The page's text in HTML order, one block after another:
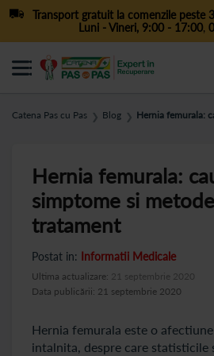
Transport gratuit la comenzile peste
Luni - Vineri, 9:00 - 17:00,
Catena Pas cu Pas ❯ Blog ❯ Hernia femurala:
Hernia femurala:
simptome si
tratament
Postat in: Informatii Medicale
Data publicării: 21 septembrie 2020
Ultima actualizare: 21 septembrie 2020
Hernia femurala este o
intalnita, despre care statisticile